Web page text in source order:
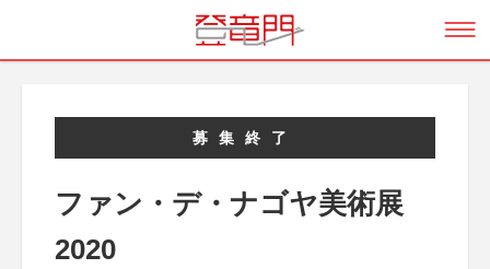
募集終了
ファン・デ・ナゴヤ美術展
2020